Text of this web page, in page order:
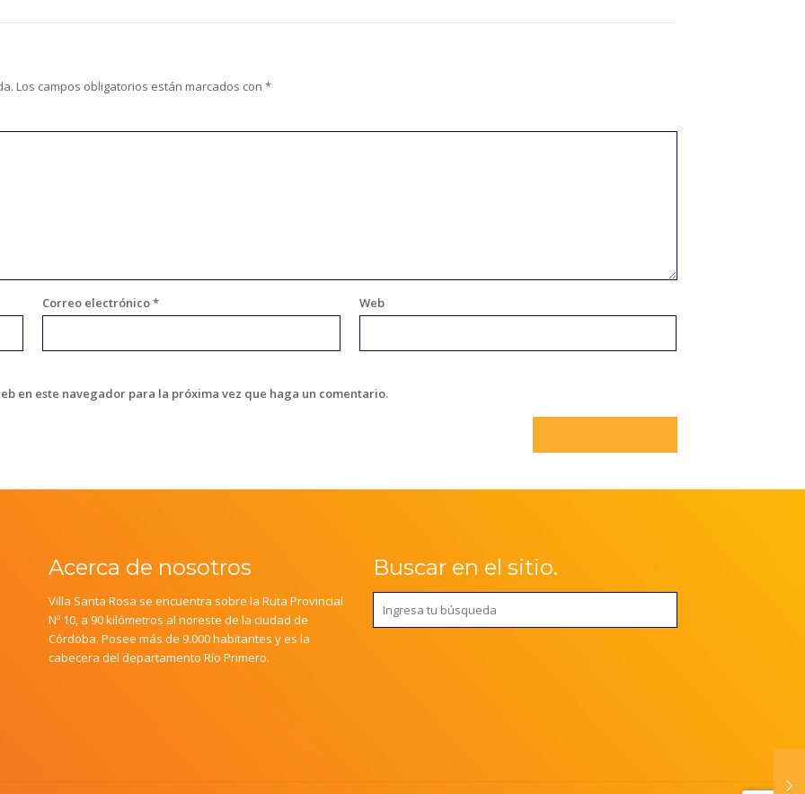
Los campos obligatorios están marcados con *
Correo electrónico* Web
en este navegador para la próxima vez que haga un comentario.
Acerca de nosotros
Villa Santa Rosa se encuentra sobre la Ruta Provincial
Nº 10, a 90 kilómetros al noreste de la ciudad de
Córdoba. Posee más de 9.000 habitantes y es la
cabecera del departamento Río Primero.
Buscar en el sitio.